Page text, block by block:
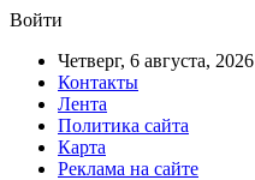
Войти
Четверг, 6 августа, 2026
Контакты
Лента
Политика сайта
Карта
Реклама на сайте